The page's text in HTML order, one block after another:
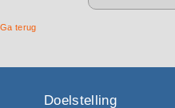
Ga terug
Doelstelling